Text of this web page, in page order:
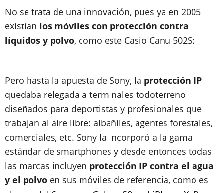
No se trata de una innovación, pues ya en 2005
existían los móviles con protección contra
líquidos y polvo, como este Casio Canu 502S:
Pero hasta la apuesta de Sony, la protección IP
quedaba relegada a terminales todoterreno
diseñados para deportistas y profesionales que
trabajan al aire libre: albañiles, agentes forestales,
comerciales, etc. Sony la incorporó a la gama
estándar de smartphones y desde entonces todas
las marcas incluyen protección IP contra el agua
y el polvo en sus móviles de referencia, como es